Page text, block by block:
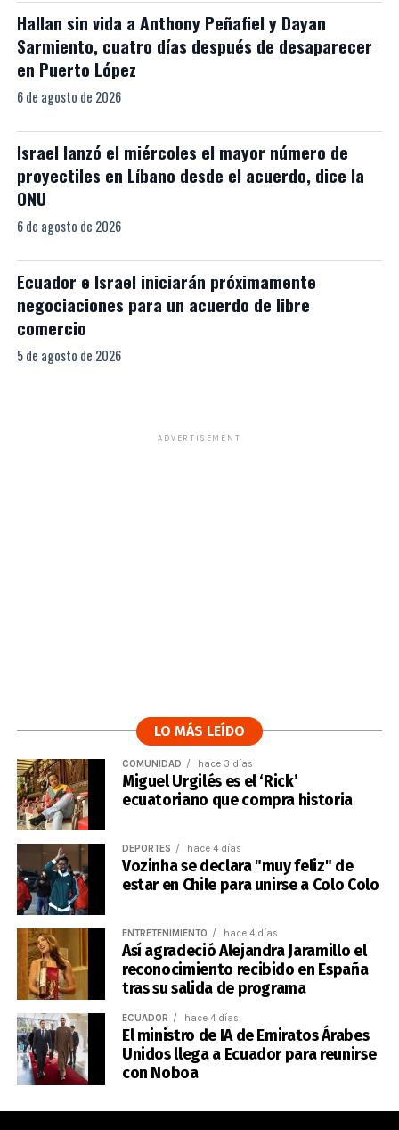
Hallan sin vida a Anthony Peñafiel y Dayan
Sarmiento, cuatro días después de desaparecer
en Puerto López
6 de agosto de 2026
Israel lanzó el miércoles el mayor número de
proyectiles en Líbano desde el acuerdo, dice la
ONU
6 de agosto de 2026
Ecuador e Israel iniciarán próximamente
negociaciones para un acuerdo de libre
comercio
5 de agosto de 2026
ADVERTISEMENT
LO MÁS LEÍDO
COMUNIDAD hace 3 días
Miguel Urgilés es el ‘Rick’
ecuatoriano que compra historia
DEPORTES hace 4 días
Vozinha se declara "muy feliz" de
estar en Chile para unirse a Colo Colo
ENTRETENIMIENTO hace 4 días
Así agradeció Alejandra Jaramillo el
reconocimiento recibido en España
tras su salida de programa
ECUADOR hace 4 días
El ministro de IA de Emiratos Árabes
Unidos llega a Ecuador para reunirse
con Noboa